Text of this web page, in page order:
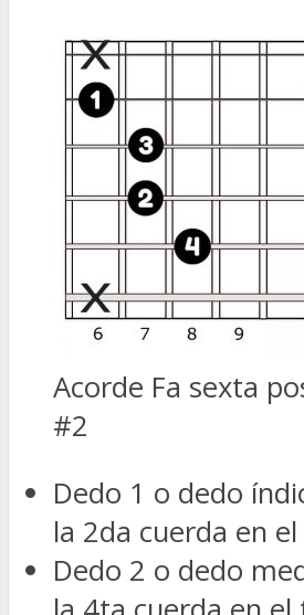
Acorde Fa sexta
#2
Dedo 1 o dedo
la 2da cuerda en
Dedo 2 o dedo